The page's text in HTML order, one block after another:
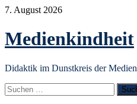
Zum
springen
7. August 2026
Medienkindheit
Didaktik im Dunstkreis der Medien
Suchen
nach: